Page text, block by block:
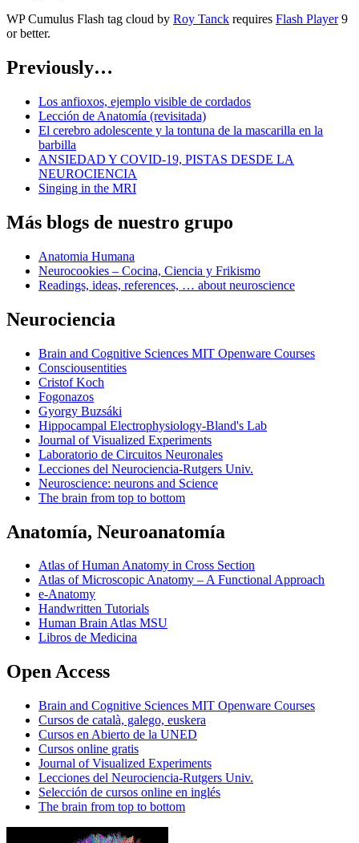
WP Cumulus Flash tag cloud by Roy Tanck requires Flash Player9
or better.
Previously…
Los anfioxos, ejemplo visible de cordados
Lección de Anatomía (revisitada)
El cerebro adolescente y la tontuna de la mascarilla en la
barbilla
ANSIEDAD Y COVID-19, PISTAS DESDE LA
NEUROCIENCIA
Singing in the MRI
Más blogs de nuestro grupo
Anatomia Humana
Neurocookies – Cocina, Ciencia y Frikismo
Readings, ideas, references, … about neuroscience
Neurociencia
Brain and Cognitive Sciences MIT Openware Courses
Consciousentities
Cristof Koch
Fogonazos
Gyorgy Buzsáki
Hippocampal Electrophysiology-Bland's Lab
Journal of Visualized Experiments
Laboratorio de Circuitos Neuronales
Lecciones del Neurociencia-Rutgers Univ.
Neuroscience: neurons and Science
The brain from top to bottom
Anatomía, Neuroanatomía
Atlas of Human Anatomy in Cross Section
Atlas of Microscopic Anatomy – A Functional Approach
e-Anatomy
Handwritten Tutorials
Human Brain Atlas MSU
Libros de Medicina
Open Access
Brain and Cognitive Sciences MIT Openware Courses
Cursos de català, galego, euskera
Cursos en Abierto de la UNED
Cursos online gratis
Journal of Visualized Experiments
Lecciones del Neurociencia-Rutgers Univ.
Selección de cursos online en inglés
The brain from top to bottom